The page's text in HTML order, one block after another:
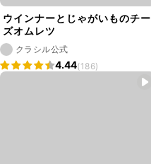
ウインナーとじゃがいものチー
ズオムレツ
クラシル公式
4.44(186)